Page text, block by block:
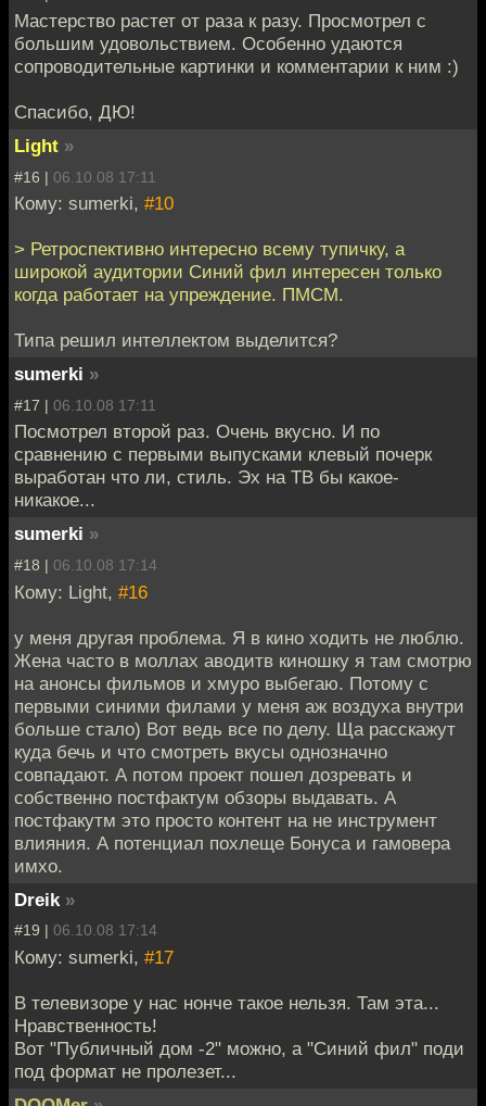
Мастерство растет от раза к разу. Просмотрел с
большим удовольствием. Особенно удаются
сопроводительные картинки и комментарии к ним :)
Спасибо, ДЮ!
Light »
#16 | 06.10.08 17:11
Кому: sumerki, #10
> Ретроспективно интересно всему тупичку, а
широкой аудитории Синий фил интересен только
когда работает на упреждение. ПМСМ.
Типа решил интеллектом выделится?
sumerki »
#17 | 06.10.08 17:11
Посмотрел второй раз. Очень вкусно. И по
сравнению с первыми выпусками клевый почерк
выработан что ли, стиль. Эх на ТВ бы какое-
никакое...
sumerki »
#18 | 06.10.08 17:14
Кому: Light, #16
у меня другая проблема. Я в кино ходить не люблю.
Жена часто в моллах аводитв киношку я там смотрю
на анонсы фильмов и хмуро выбегаю. Потому с
первыми синими филами у меня аж воздуха внутри
больше стало) Вот ведь все по делу. Ща расскажут
куда бечь и что смотреть вкусы однозначно
совпадают. А потом проект пошел дозревать и
собственно постфактум обзоры выдавать. А
постфакутм это просто контент на не инструмент
влияния. А потенциал похлеще Бонуса и гамовера
имхо.
Dreik »
#19 | 06.10.08 17:14
Кому: sumerki, #17
В телевизоре у нас нонче такое нельзя. Там эта...
Нравственность!
Вот "Публичный дом -2" можно, а "Синий фил" поди
под формат не пролезет...